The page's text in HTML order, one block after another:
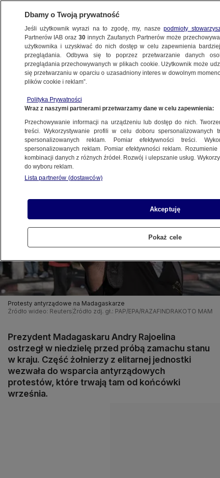
ŚWIAT
o "próbie nielegalnego przejęcia władzy"
12.10.2025, 15:12
Posłuchaj artykułu
Czyta lektor AI
Protesty antyrządowe na Madagaskarze
Źródło wideo: Reuters Źródło zdj. gł.: PAP/EPA/RAZAFINDRAKOTO MAMY
Prezydent Madagaskaru Andry Rajoelina
ostrzegł w niedzielę przed próbą zamachu stanu
w kraju. Część żołnierzy z elitarnej jednostki
wezwała do wsparcia antyrządowych
protestów, które trwają tam od końcówki
września.
Dbamy o Twoją prywatność
Jeśli użytkownik wyrazi na to zgodę, my, naszepodmioty
Partnerów IAB oraz30 innych Zaufanych Partnerów może
użytkownika i uzyskiwać do nich dostęp w celu zapewnienia
przeglądania. Odbywa się to poprzez przetwarzanie danych
przeglądania przechowywanych w plikach cookie. Użytkownik może
się przetwarzaniu w oparciu o uzasadniony interes w dowolnym
plików cookie i reklam”.
Polityka Prywatności
Wraz z naszymi partnerami przetwarzamy dane w celu zapewnienia:
Przechowywanie informacji na urządzeniu lub dostęp do nich.
treści. Wykorzystywanie profili w celu doboru spersonalizowanych
spersonalizowanych reklam. Pomiar efektywności treści.
spersonalizowanych reklam. Pomiar efektywności reklam.
kombinacji danych z różnych źródeł. Rozwój i ulepszanie usług.
do wyboru reklam.
Lista partnerów (dostawców)
Akceptuję
Pokaż cele